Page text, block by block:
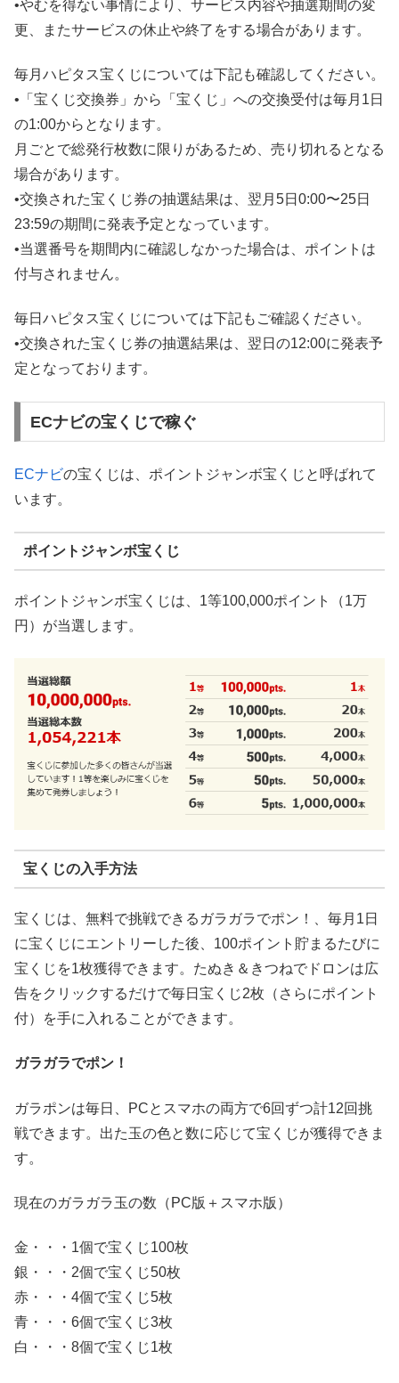
•やむを得ない事情により、サービス内容や抽選期間の変
更、またサービスの休止や終了をする場合があります。
毎月ハピタス宝くじについては下記も確認してください。
•「宝くじ交換券」から「宝くじ」への交換受付は毎月1日
の1:00からとなります。
月ごとで総発行枚数に限りがあるため、売り切れるとなる
場合があります。
•交換された宝くじ券の抽選結果は、翌月5日0:00〜25日
23:59の期間に発表予定となっています。
•当選番号を期間内に確認しなかった場合は、ポイントは
付与されません。
毎日ハピタス宝くじについては下記もご確認ください。
•交換された宝くじ券の抽選結果は、翌日の12:00に発表予
定となっております。
ECナビの宝くじで稼ぐ
ECナビの宝くじは、ポイントジャンボ宝くじと呼ばれて
います。
ポイントジャンボ宝くじ
ポイントジャンボ宝くじは、1等100,000ポイント（1万
円）が当選します。
宝くじの入手方法
宝くじは、無料で挑戦できるガラガラでポン！、毎月1日
に宝くじにエントリーした後、100ポイント貯まるたびに
宝くじを1枚獲得できます。たぬき＆きつねでドロンは広
告をクリックするだけで毎日宝くじ2枚（さらにポイント
付）を手に入れることができます。
ガラガラでポン！
ガラポンは毎日、PCとスマホの両方で6回ずつ計12回挑
戦できます。出た玉の色と数に応じて宝くじが獲得できま
す。
現在のガラガラ玉の数（PC版＋スマホ版）
金・・・1個で宝くじ100枚
銀・・・2個で宝くじ50枚
赤・・・4個で宝くじ5枚
青・・・6個で宝くじ3枚
白・・・8個で宝くじ1枚